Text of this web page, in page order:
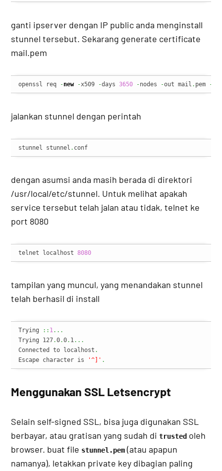
ganti ipserver dengan IP public anda menginstall
stunnel tersebut. Sekarang generate certificate
mail.pem
openssl req -new -x509 -days 3650 -nodes -out mail . pem -
jalankan stunnel dengan perintah
stunnel stunnel . conf
dengan asumsi anda masih berada di direktori
/usr/local/etc/stunnel. Untuk melihat apakah
service tersebut telah jalan atau tidak, telnet ke
port 8080
telnet localhost 8080
tampilan yang muncul, yang menandakan stunnel
telah berhasil di install
Trying :: 1...
Trying 127.0.0. 1...
Connected to localhost .
Escape character is
'^]' .
Menggunakan SSL Letsencrypt
Selain self-signed SSL, bisa juga digunakan SSL
berbayar, atau gratisan yang sudah ditrusted oleh
browser. buat file stunnel.pem (atau apapun
namanya), letakkan private key dibagian paling